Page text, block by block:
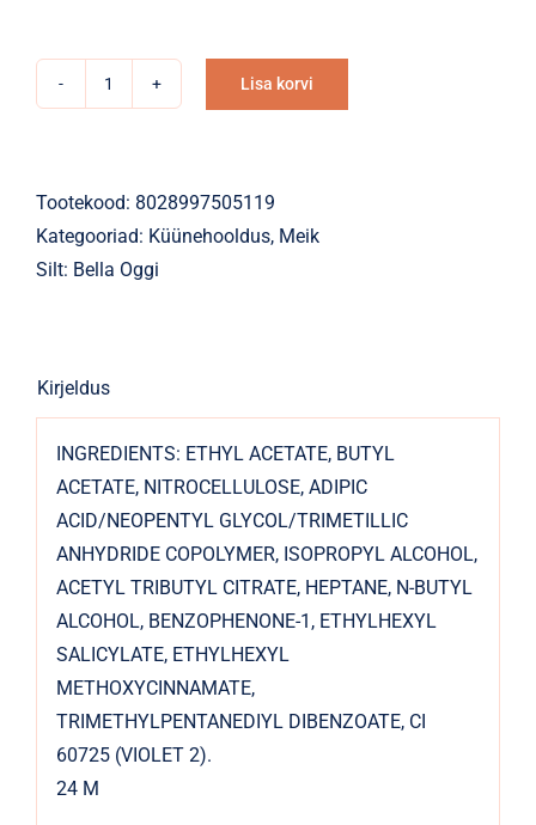
Effect
10ml
kogus
Lisa korvi
Alternative:
Tootekood: 8028997505119
Kategooriad: Küünehooldus, Meik
Silt: Bella Oggi
Kirjeldus
INGREDIENTS: ETHYL ACETATE, BUTYL
ACETATE, NITROCELLULOSE, ADIPIC
ACID/NEOPENTYL GLYCOL/TRIMETILLIC
ANHYDRIDE COPOLYMER, ISOPROPYL ALCOHOL,
ACETYL TRIBUTYL CITRATE, HEPTANE, N-BUTYL
ALCOHOL, BENZOPHENONE-1, ETHYLHEXYL
SALICYLATE, ETHYLHEXYL
METHOXYCINNAMATE,
TRIMETHYLPENTANEDIYL DIBENZOATE, CI
60725 (VIOLET 2).
24 M